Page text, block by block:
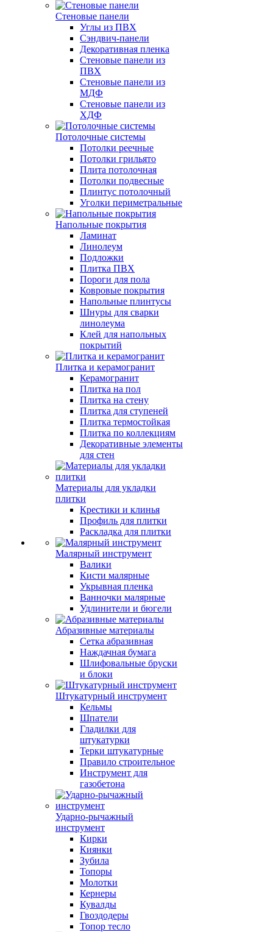
Стеновые панели
Углы из ПВХ
Сэндвич-панели
Декоративная пленка
Стеновые панели из
ПВХ
Стеновые панели из
МДФ
Стеновые панели из
ХДФ
Потолочные системы
Потолки реечные
Потолки грильято
Плита потолочная
Потолки подвесные
Плинтус потолочный
Уголки периметральные
Напольные покрытия
Ламинат
Линолеум
Подложки
Плитка ПВХ
Пороги для пола
Ковровые покрытия
Напольные плинтусы
Шнуры для сварки
линолеума
Клей для напольных
покрытий
Плитка и керамогранит
Керамогранит
Плитка на пол
Плитка на стену
Плитка для ступеней
Плитка термостойкая
Плитка по коллекциям
Декоративные элементы
для стен
Материалы для укладки
плитки
Крестики и клинья
Профиль для плитки
Раскладка для плитки
Малярный инструмент
Валики
Кисти малярные
Укрывная пленка
Ванночки малярные
Удлинители и бюгели
Абразивные материалы
Сетка абразивная
Наждачная бумага
Шлифовальные бруски
и блоки
Штукатурный инструмент
Кельмы
Шпатели
Гладилки для
штукатурки
Терки штукатурные
Правило строительное
Инструмент для
газобетона
Ударно-рычажный
инструмент
Кирки
Киянки
Зубила
Топоры
Молотки
Кернеры
Кувалды
Гвоздодеры
Топор тесло